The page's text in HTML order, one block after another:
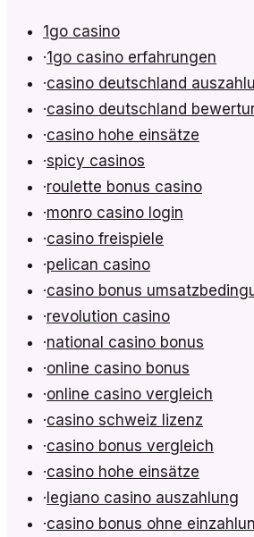
1go casino
·1go casino erfahrungen
·casino deutschland
·casino deutschland
·casino hohe einsätze
·spicy casinos
·roulette bonus casino
·monro casino login
·casino freispiele
·pelican casino
·casino bonus
·revolution casino
·national casino bonus
·online casino bonus
·online casino vergleich
·casino schweiz lizenz
·casino bonus vergleich
·casino hohe einsätze
· legiano casino auszahlung
·casino bonus ohne